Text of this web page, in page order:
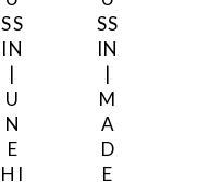
SS
IN
|
U
N
E
HI
SS
IN
|
M
A
D
E